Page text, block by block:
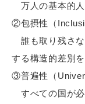
万人の基本的
②包摂性（
誰も取り残さな
する構造的差別
③普遍性（
すべての国が